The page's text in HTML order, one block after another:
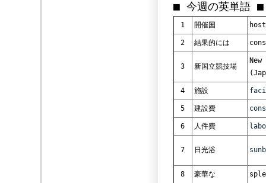
■ 今週の英単語 ■
1 開催国
2 結果的には
3 新国立競技場
4 施設
5 建設費
6 人件費
7 日光浴
8 豪華な